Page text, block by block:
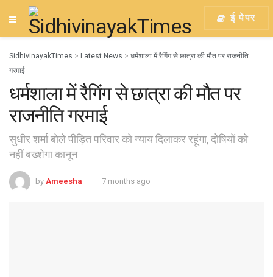
ई पेपर
SidhivinayakTimes > Latest News > धर्मशाला में रैगिंग से छात्रा की मौत पर राजनीति
गरमाई
धर्मशाला में रैगिंग से छात्रा की मौत पर
राजनीति गरमाई
सुधीर शर्मा बोले पीड़ित परिवार को न्याय दिलाकर रहूंगा, दोषियों को
नहीं बख्शेगा कानून
by Ameesha 7 months ago